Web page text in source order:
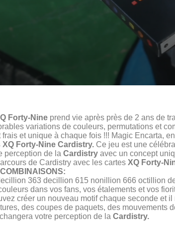
Forty-Nine prend vie après près de 2 ans de
variations de couleurs, permutations et
frais et unique à chaque fois !!! Magic Encarta,
XQ Forty-Nine Cardistry. Ce jeu est une
perception de la Cardistry avec un concept
de Cardistry avec les cartes XQ Forty-
363 decillion 615 nonillion 666 octillion
dans vos fans, vos étalements et vos
créer un nouveau motif chaque seconde et
des coupes de paquets, des mouvements
votre perception de la Cardistry.